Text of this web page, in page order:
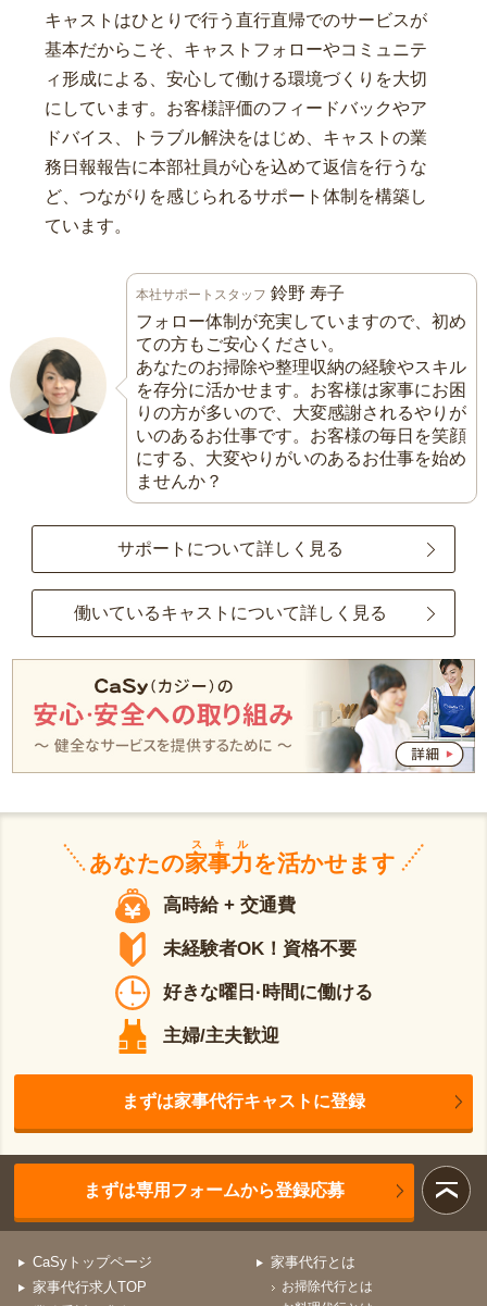
キャストはひとりで行う直行直帰でのサービスが
基本だからこそ、キャストフォローやコミュニテ
ィ形成による、安心して働ける環境づくりを大切
にしています。お客様評価のフィードバックやア
ドバイス、トラブル解決をはじめ、キャストの業
務日報報告に本部社員が心を込めて返信を行うな
ど、つながりを感じられるサポート体制を構築し
ています。
本社サポートスタッフ 鈴野 寿子
フォロー体制が充実していますので、初め
ての方もご安心ください。
あなたのお掃除や整理収納の経験やスキル
を存分に活かせます。お客様は家事にお困
りの方が多いので、大変感謝されるやりが
いのあるお仕事です。お客様の毎日を笑顔
にする、大変やりがいのあるお仕事を始め
ませんか？
サポートについて詳しく見る
働いているキャストについて詳しく見る
あなたの家事力
スキル
を活かせます
高時給 + 交通費
未経験者OK！資格不要
好きな曜日·時間に働ける
主婦/主夫歓迎
まずは家事代行キャストに登録
まずは専用フォームから登録応募
CaSyトップページ
家事代行求人TOP
家事代行とは
お掃除代行とは